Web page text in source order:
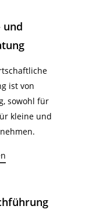
und
ist von
sowohl für
kleine und